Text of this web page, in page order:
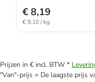
€ 8,19
€ 9,10 / kg
Prijzen in € incl. BTW *
"Van"-prijs = De laagste prijs